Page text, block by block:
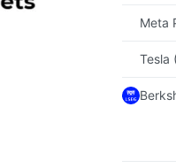
Meta
Tesla